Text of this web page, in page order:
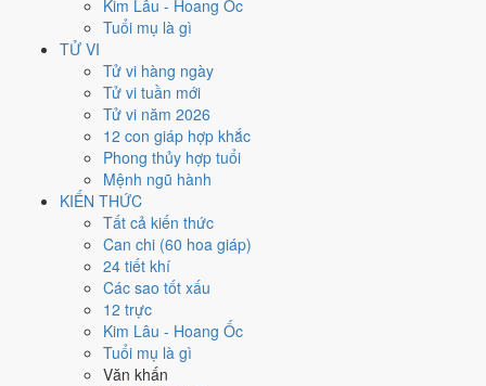
Kim Lâu - Hoang Ốc
Tuổi mụ là gì
TỬ VI
Tử vi hàng ngày
Tử vi tuần mới
Tử vi năm 2026
12 con giáp hợp khắc
Phong thủy hợp tuổi
Mệnh ngũ hành
KIẾN THỨC
Tất cả kiến thức
Can chi (60 hoa giáp)
24 tiết khí
Các sao tốt xấu
12 trực
Kim Lâu - Hoang Ốc
Tuổi mụ là gì
Văn khấn
Giáp Thìn
Ngày Mậu Tý có TrựcNguy(ngày nguy hiểm, đầy biến động) và gặp
Bạch Hổ hắc đạo. Điểm trung bình 7 việc chính chỉ
Ngày Hung, cần thận trọng với các quyết định lớn khó đảo
Thân, Thìn, Sửuhợp ngày; tuổi
Ngày 24/5/2024 tốt hay xấu cho
việc gì?
Ngày 24/5/2024 đạt3.6/10
Thu nợ - đòi tiền (5/10) , thấp nhất là
Nguy (ngày nguy hiểm, đầy biến động) và gặp Sao Bạch Hổ hắc đạo
nên điểm từng việc chênh nhau như bảng dưới.